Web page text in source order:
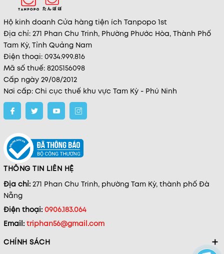
Hộ kinh doanh Cửa hàng tiện ích Tanpopo 1st
Địa chỉ: 271 Phan Chu Trinh, Phường Phước Hòa, Thành Phố
Tam Kỳ, Tỉnh Quảng Nam
Điện thoại: 0934.999.816
Mã số thuế: 8205156098
Cấp ngày 29/08/2012
Nơi cấp: Chi cục thuế khu vực Tam Kỳ - Phú Ninh
THÔNG TIN LIÊN HỆ
Địa chỉ: 271 Phan Chu Trinh, phường Tam Kỳ, thành phố Đà
Nẵng
Điện thoại: 0906.183.064
Email: triphan56@gmail.com
CHÍNH SÁCH